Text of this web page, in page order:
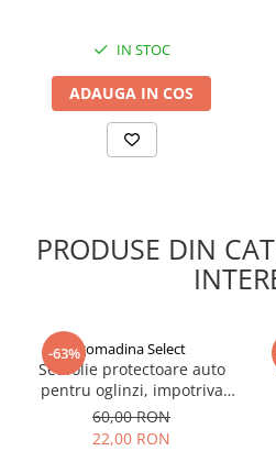
IN STOC
ADAUGA IN COS
PRODUSE DIN
-63%gomadina Select
Set folie protectoare auto
pentru oglinzi, impotriva
apei si aburului, Film
Protect
60,00 RON
22,00 RON